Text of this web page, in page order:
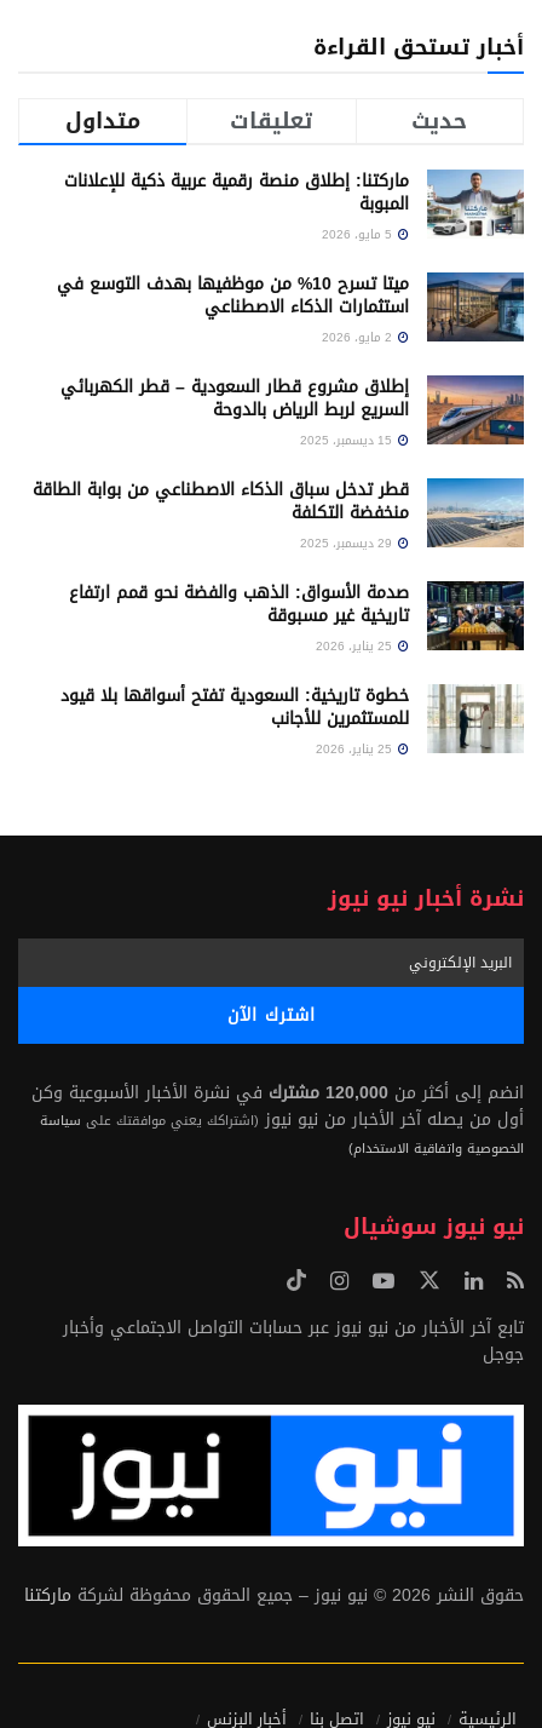
أخبار تستحق القراءة
متداول
تعليقات حديث
ماركتنا: إطلاق منصة رقمية عربية ذكية للإعلانات
المبوبة
ميتا تسرح 10% من موظفيها بهدف التوسع في
استثمارات الذكاء الاصطناعي
إطلاق مشروع قطار السعودية – قطر الكهربائي
السريع لربط الرياض بالدوحة
قطر تدخل سباق الذكاء الاصطناعي من بوابة الطاقة
منخفضة التكلفة
صدمة الأسواق: الذهب والفضة نحو قمم ارتفاع
تاريخية غير مسبوقة
خطوة تاريخية: السعودية تفتح أسواقها بلا قيود
للمستثمرين للأجانب
نشرة أخبار نيو نيوز
انضم إلى أكثر من 120,000 مشترك
في نشرة الأخبار الأسبوعية وكن
أول من يصله آخر الأخبار من نيو نيوز (اشتراكك يعني موافقتك على سياسة
الخصوصية واتفاقية الاستخدام)
نيو نيوز سوشيال
تابع آخر الأخبار من نيو نيوز عبر حسابات التواصل الاجتماعي وأخبار
جوجل
حقوق النشر 2026 © نيو نيوز – جميع الحقوق محفوظة لشركة ماركتنا
الرئيسية نيو نيوز اتصل بنا أخبار البزنس